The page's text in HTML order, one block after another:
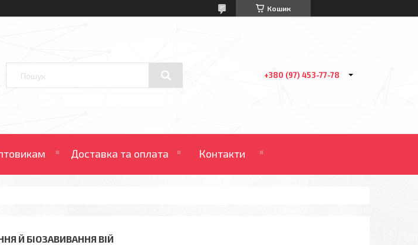
Кошик
+380 (97) 453-77-78
Доставка та оплата Контакти
Й БІОЗАВИВАННЯ ВІЙ